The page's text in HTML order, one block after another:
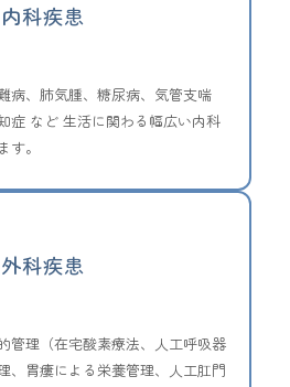
内科疾患
病、肺気腫、糖尿病、気管支喘
症 など 生活に関わる幅広い内科
。
外科疾患
管理（在宅酸素療法、人工呼吸器
、胃瘻による栄養管理、人工肛門